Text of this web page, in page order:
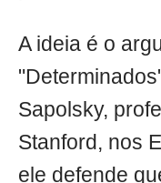
A ideia é o
Sapolsky,
Stanford, nos
ele defende